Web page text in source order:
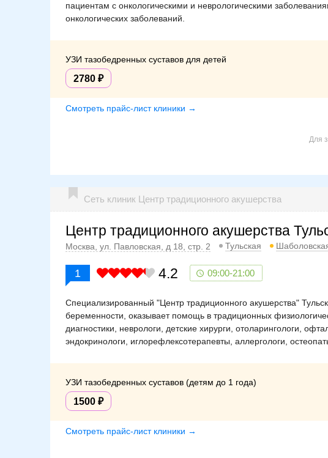
пациентам с онкологическими и неврологическими
онкологических заболеваний.
УЗИ тазобедренных суставов для детей
2780
Смотреть прайс-лист клиники →
Для
Сеть клиник Центр традиционного акушерства
Центр традиционного акушерства
Москва, ул. Павловская, д 18, стр. 2 Тульская
1 4.2 09:00-21:00
Специализированный "Центр традиционного акушерства"
беременности, оказывает помощь в традиционных
диагностики, неврологи, детские хирурги, отоларингологи,
эндокринологи, иглорефлексотерапевты, аллергологи,
УЗИ тазобедренных суставов (детям до 1 года)
1500
Смотреть прайс-лист клиники →